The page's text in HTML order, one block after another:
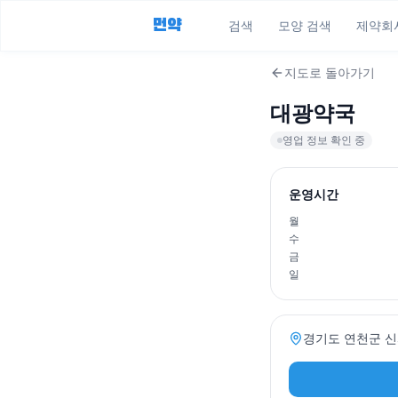
먼약 검색 모양 검색 제약회
지도로 돌아가기
대광약국
영업 정보 확인 중
운영시간
월
수
금
일
경기도 연천군